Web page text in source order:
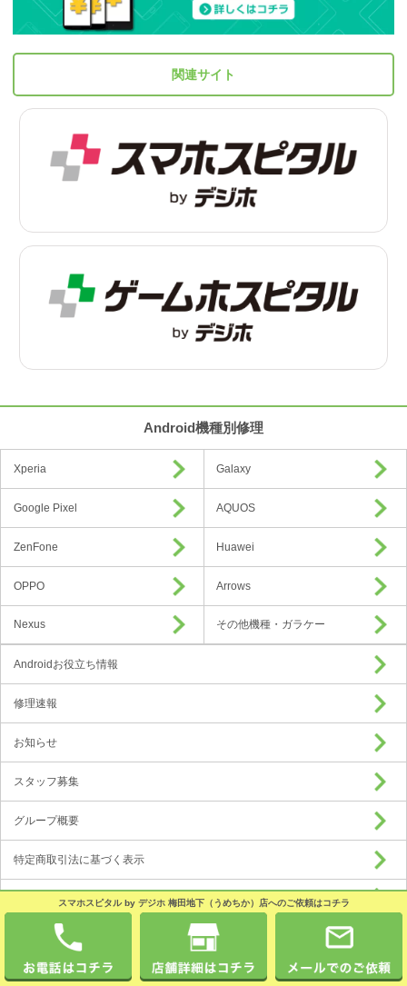
スマホスピタル by デジホ 梅田地下（うめちか）店へのご依頼はコチラ
関連サイト
Android機種別修理
Xperia Galaxy
Google Pixel AQUOS
ZenFone Huawei
OPPO Arrows
Nexus その他機種・ガラケー
Androidお役立ち情報
修理速報
お知らせ
スタッフ募集
グループ概要
特定商取引法に基づく表示
プライバシーポリシー
加盟店募集
Copyright © 2016 Android Hospital All Rights Reserved.